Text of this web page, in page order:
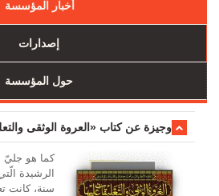
أخبار المؤسسة
إصدارات
حول المؤسسة
وجیزة عن کتاب «العروة الوثقی
کما هو جليّ
الرشیدة
سنة، كانت